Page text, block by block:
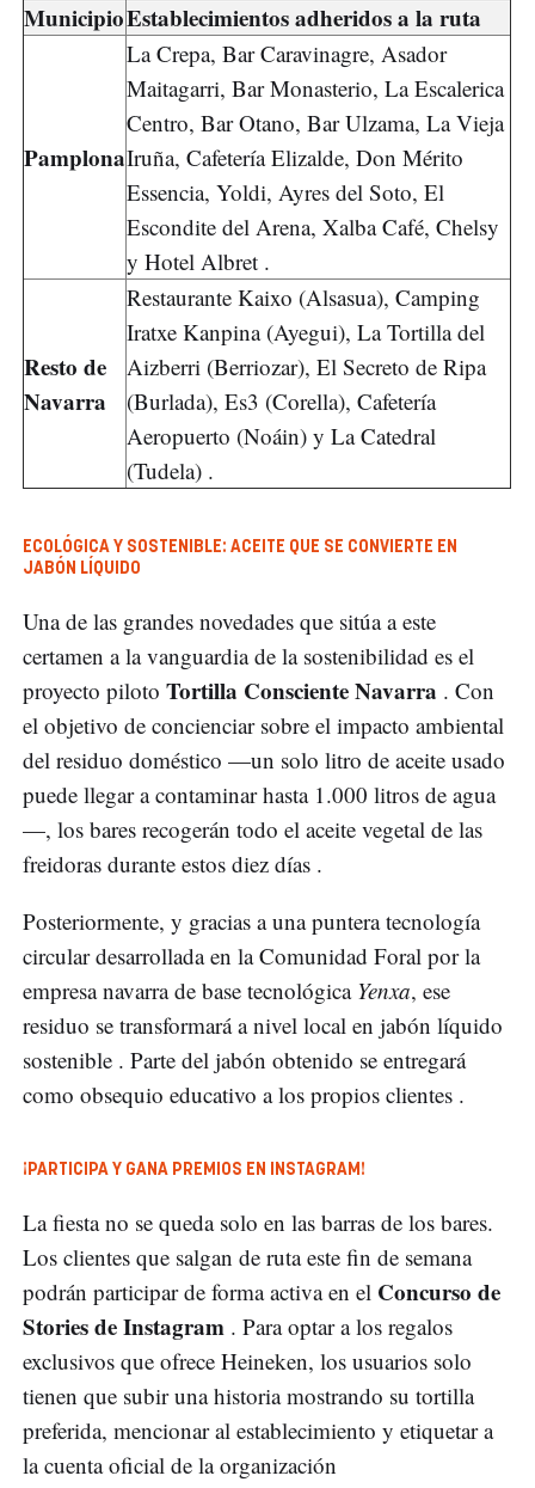
MunicipioEstablecimientos adheridos a la ruta
Pamplona
La Crepa, Bar Caravinagre, Asador
Maitagarri, Bar Monasterio, La Escalerica
Centro, Bar Otano, Bar Ulzama, La Vieja
Iruña, Cafetería Elizalde, Don Mérito
Essencia, Yoldi, Ayres del Soto, El
Escondite del Arena, Xalba Café, Chelsy
y Hotel Albret .
Resto de
Navarra
Restaurante Kaixo (Alsasua), Camping
Iratxe Kanpina (Ayegui), La Tortilla del
Aizberri (Berriozar), El Secreto de Ripa
(Burlada), Es3 (Corella), Cafetería
Aeropuerto (Noáin) y La Catedral
(Tudela) .
ECOLÓGICA Y SOSTENIBLE: ACEITE QUE SE CONVIERTE EN
JABÓN LÍQUIDO
Una de las grandes novedades que sitúa a este
certamen a la vanguardia de la sostenibilidad es el
proyecto piloto Tortilla Consciente Navarra . Con
el objetivo de concienciar sobre el impacto ambiental
del residuo doméstico —un solo litro de aceite usado
puede llegar a contaminar hasta 1.000 litros de agua
—, los bares recogerán todo el aceite vegetal de las
freidoras durante estos diez días .
Posteriormente, y gracias a una puntera tecnología
circular desarrollada en la Comunidad Foral por la
empresa navarra de base tecnológica Yenxa, ese
residuo se transformará a nivel local en jabón líquido
sostenible . Parte del jabón obtenido se entregará
como obsequio educativo a los propios clientes .
¡PARTICIPA Y GANA PREMIOS EN INSTAGRAM!
La fiesta no se queda solo en las barras de los bares.
Los clientes que salgan de ruta este fin de semana
podrán participar de forma activa en el Concurso de
Stories de Instagram . Para optar a los regalos
exclusivos que ofrece Heineken, los usuarios solo
tienen que subir una historia mostrando su tortilla
preferida, mencionar al establecimiento y etiquetar a
la cuenta oficial de la organización